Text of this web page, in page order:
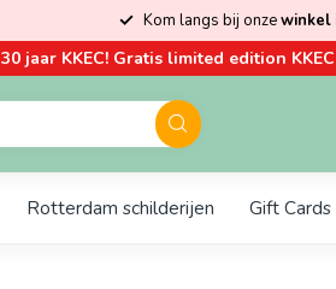
Kom langs bij onzewinkel
30 jaar KKEC! Gratis limited edition
Rotterdam schilderijen Gift Cards